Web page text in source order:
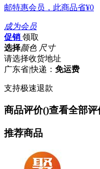
邮特惠会员，此商品省¥0
成为会员
促销 领取
选择颜色 尺寸
请选择收货地址
广东省|快递： 免运费
支持极速退款
商品评价()查看全部评
推荐商品